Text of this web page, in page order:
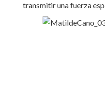
transmitir una fuerza